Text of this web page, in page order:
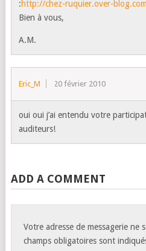
:http://chez-ruquier.over-
Bien à vous,
A.M.
Eric_M 20 février 2010
oui oui j’ai entendu votre
auditeurs!
ADD A COMMENT
Votre adresse de messagerie ne
champs obligatoires sont